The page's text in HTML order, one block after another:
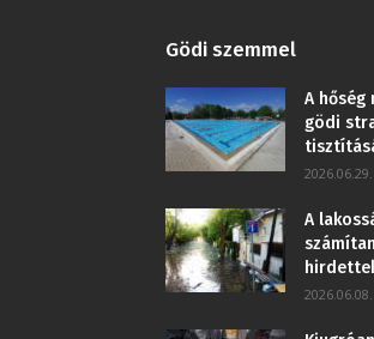
Gödi szemmel
A
gödi
2026.06.29.
A
2026.06.08.